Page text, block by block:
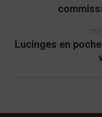
Lucinges en